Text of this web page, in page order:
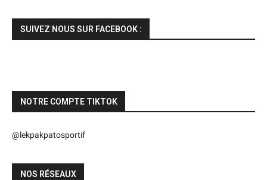
SUIVEZ NOUS SUR FACEBOOK :
NOTRE COMPTE TIKTOK
@lekpakpatosportif
NOS RÉSEAUX